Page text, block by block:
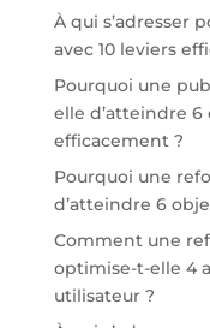
À qui s’adresser
avec 10 leviers
Pourquoi une
elle d’atteindre
efficacement ?
Pourquoi une
d’atteindre 6
Comment une
optimise-t-elle 4
utilisateur ?